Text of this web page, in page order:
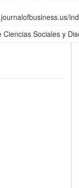
Ciencias Sociales y